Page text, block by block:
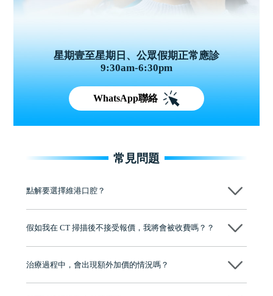
星期壹至星期日、公眾假期正常應診
9:30am-6:30pm
WhatsApp聯絡
常見問題
點解要選擇維港口腔？
牌」、「2025香港企業領袖品牌」，是諾貝爾種植系統全球放心植牙中
至今已服務超過三十個國家和地區的顧客，受到粵港澳大灣區及周邊城
有咨詢及服務保障中心，有任何問題都可以隨時預約免費咨詢，讓人十
假如我在 CT 掃描後不接受報價，我將會被收費嗎？？
治療過程中，會出現額外加價的情況嗎？
不會，治療前我們會詳細說明治療方案及對應的價錢，顧客同意並簽字